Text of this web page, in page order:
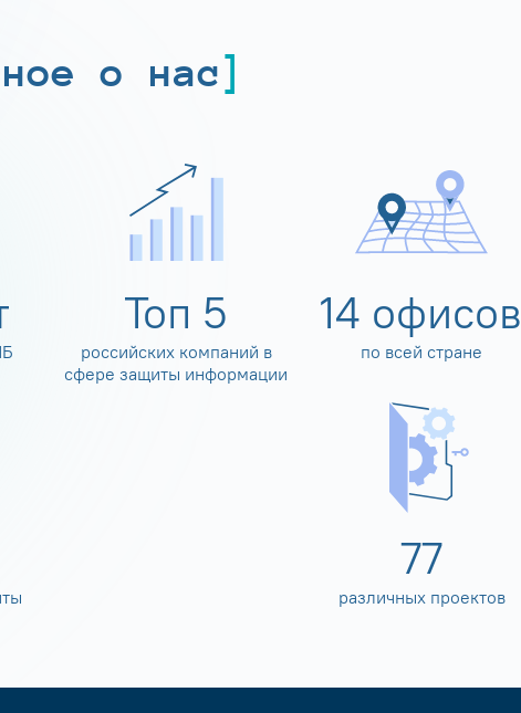
о нас
Топ 5
российских компаний в
сфере защиты информации
14 офисов
по всей стране
80
различных проектов